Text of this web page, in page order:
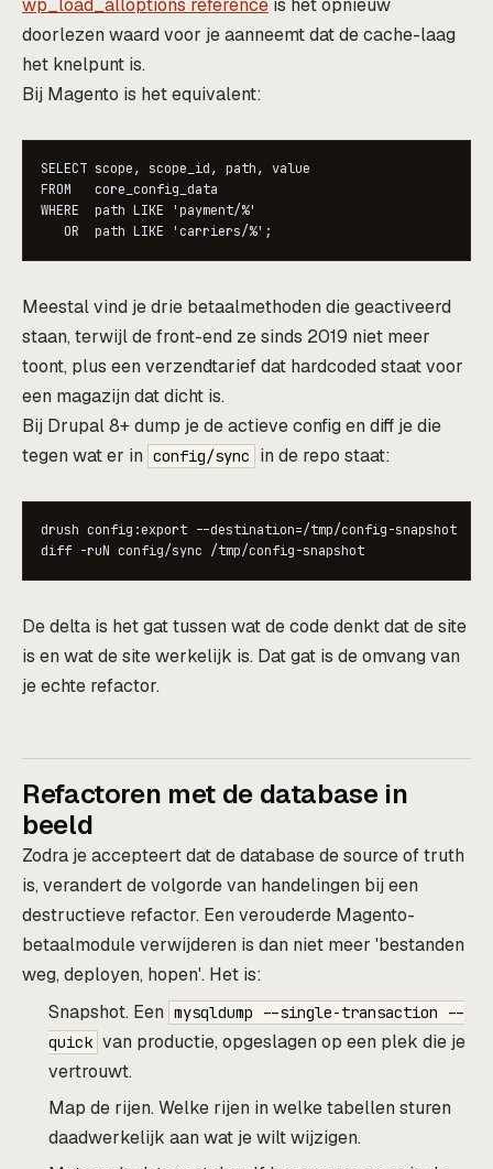
doorlezen waard voor je aanneemt dat de cache-laag
het knelpunt is.
Bij Magento is het equivalent:
SELECT scope, scope_id, path, value
FROM   core_config_data
WHERE  path LIKE 'payment/%'
Meestal vind je drie betaalmethoden die geactiveerd
staan, terwijl de front-end ze sinds 2019 niet meer
toont, plus een verzendtarief dat hardcoded staat voor
een magazijn dat dicht is.
Bij Drupal 8+ dump je de actieve config en diff je die
tegen wat er in config/sync in de repo staat:
drush config:export --destination=/tmp/config-snapshot
De delta is het gat tussen wat de code denkt dat de site
is en wat de site werkelijk is. Dat gat is de omvang van
je echte refactor.
Refactoren met de database in
beeld
Zodra je accepteert dat de database de source of truth
is, verandert de volgorde van handelingen bij een
destructieve refactor. Een verouderde Magento-
betaalmodule verwijderen is dan niet meer 'bestanden
weg, deployen, hopen'. Het is:
Snapshot. Een mysqldump --single-transaction --
quick van productie, opgeslagen op een plek die je
vertrouwt.
Map de rijen. Welke rijen in welke tabellen sturen
daadwerkelijk aan wat je wilt wijzigen.